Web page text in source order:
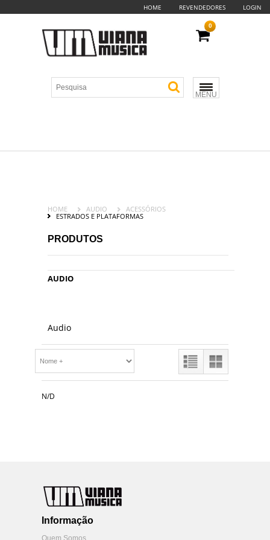
HOME REVENDEDORES LOGIN
MENU
0
HOME AUDIO
ACESSÓRIOS
ESTRADOS E PLATAFORMAS
PRODUTOS
AUDIO
Audio
N/D
Informação
Quem Somos